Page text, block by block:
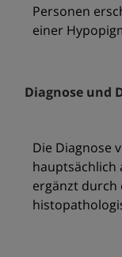
Personen
einer
Diagnose und
Die Diagnose
hauptsächlich
ergänzt durch